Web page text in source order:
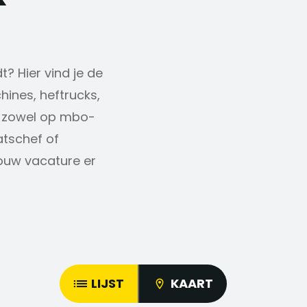
Hier vind je de
heftrucks,
op mbo-
of
vacature er
LIJST KAART